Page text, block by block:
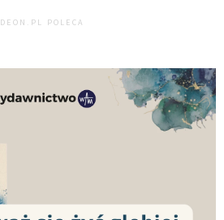
DEON.PL POLECA